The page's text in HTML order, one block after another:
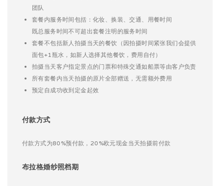
团队
套餐内服务时间包括：化妆、换装、交通、用餐时间
既总服务时间不可超出套餐注明的服务时间
套餐不包括新人拍摄当天的餐饮（因拍摄时间紧张我们会提供
面包+1瓶水，如新人选择其他餐饮，费用自付）
拍摄当天客户指定景点的门票和特殊交通如船票等由客户负责
所有套餐内当天拍摄的原片全部赠送，无需额外费用
预定自成功收到定金起效
付款方式
付款方式为80%预付款，20%欧元现金当天拍摄前付款
布拉格婚纱照档期